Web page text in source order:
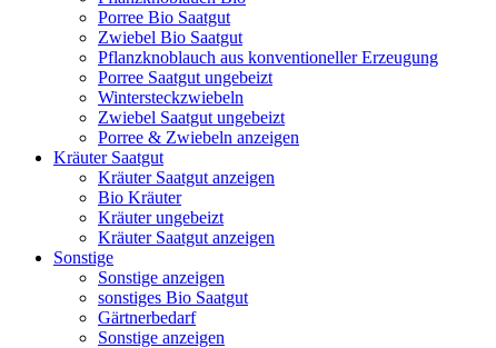
Porree Bio Saatgut
Zwiebel Bio Saatgut
Pflanzknoblauch aus konventioneller Erzeugung
Porree Saatgut ungebeizt
Wintersteckzwiebeln
Zwiebel Saatgut ungebeizt
Porree & Zwiebeln anzeigen
Kräuter Saatgut
Kräuter Saatgut anzeigen
Bio Kräuter
Kräuter ungebeizt
Kräuter Saatgut anzeigen
Sonstige
Sonstige anzeigen
sonstiges Bio Saatgut
Gärtnerbedarf
Sonstige anzeigen